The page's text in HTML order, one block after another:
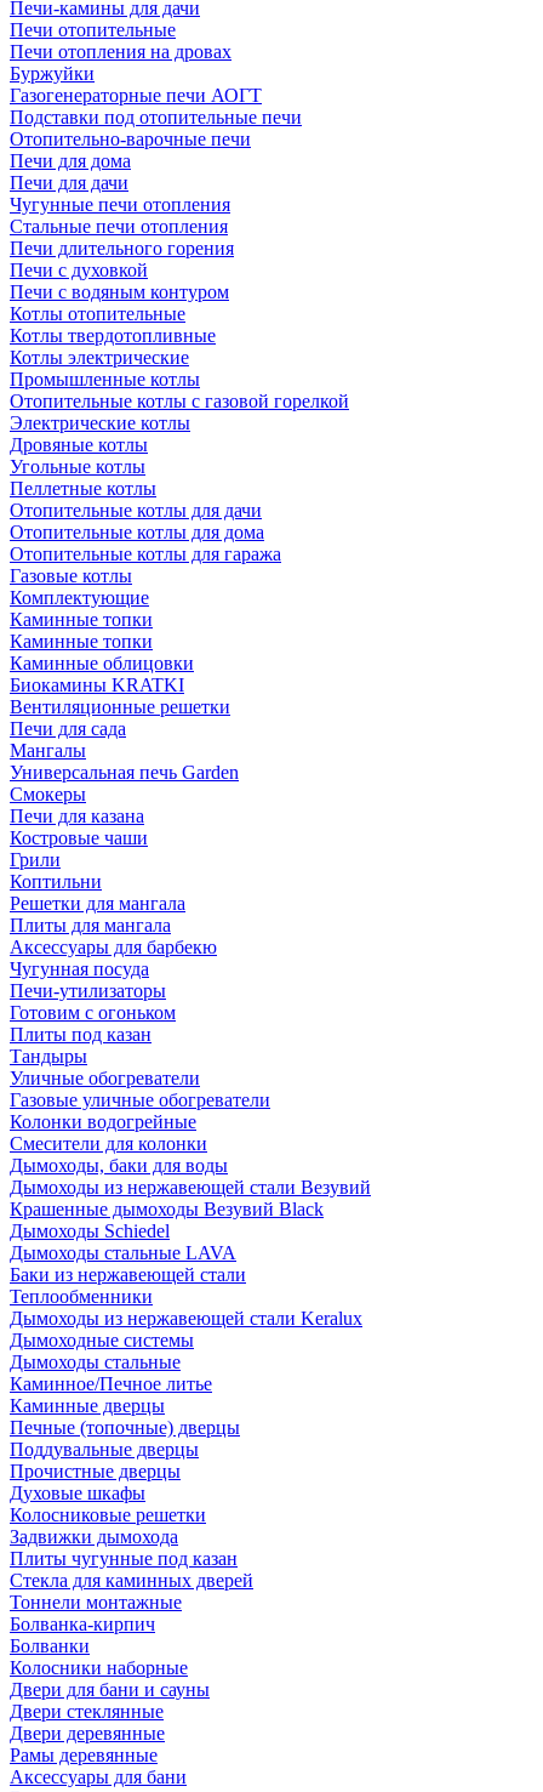
Печи-камины для дачи
Печи отопительные
Печи отопления на дровах
Буржуйки
Газогенераторные печи АОГТ
Подставки под отопительные печи
Отопительно-варочные печи
Печи для дома
Печи для дачи
Чугунные печи отопления
Стальные печи отопления
Печи длительного горения
Печи с духовкой
Печи с водяным контуром
Котлы отопительные
Котлы твердотопливные
Котлы электрические
Промышленные котлы
Отопительные котлы с газовой горелкой
Электрические котлы
Дровяные котлы
Угольные котлы
Пеллетные котлы
Отопительные котлы для дачи
Отопительные котлы для дома
Отопительные котлы для гаража
Газовые котлы
Комплектующие
Каминные топки
Каминные топки
Каминные облицовки
Биокамины KRATKI
Вентиляционные решетки
Печи для сада
Мангалы
Универсальная печь Garden
Смокеры
Печи для казана
Костровые чаши
Грили
Коптильни
Решетки для мангала
Плиты для мангала
Аксессуары для барбекю
Чугунная посуда
Печи-утилизаторы
Готовим с огоньком
Плиты под казан
Тандыры
Уличные обогреватели
Газовые уличные обогреватели
Колонки водогрейные
Смесители для колонки
Дымоходы, баки для воды
Дымоходы из нержавеющей стали Везувий
Крашенные дымоходы Везувий Black
Дымоходы Schiedel
Дымоходы стальные LAVA
Баки из нержавеющей стали
Теплообменники
Дымоходы из нержавеющей стали Keralux
Дымоходные системы
Дымоходы стальные
Каминное/Печное литье
Каминные дверцы
Печные (топочные) дверцы
Поддувальные дверцы
Прочистные дверцы
Духовые шкафы
Колосниковые решетки
Задвижки дымохода
Плиты чугунные под казан
Стекла для каминных дверей
Тоннели монтажные
Болванка-кирпич
Болванки
Колосники наборные
Двери для бани и сауны
Двери стеклянные
Двери деревянные
Рамы деревянные
Аксессуары для бани